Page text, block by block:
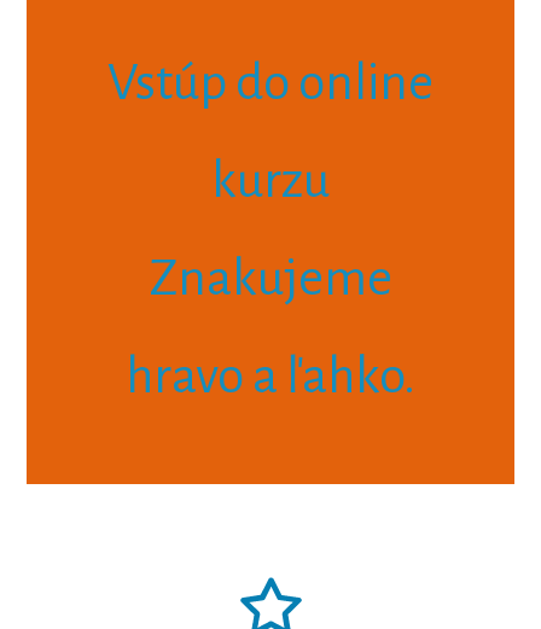
Vstúp do online
kurzu
Znakujeme
hravo a ľahko.